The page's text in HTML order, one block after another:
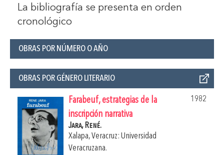
La bibliografía se presenta en orden
cronológico
OBRAS POR NÚMERO O AÑO
OBRAS POR GÉNERO LITERARIO
Farabeuf, estrategias de la
inscripción narrativa
1982
Jara, René.
Xalapa, Veracruz: Universidad
Veracruzana.